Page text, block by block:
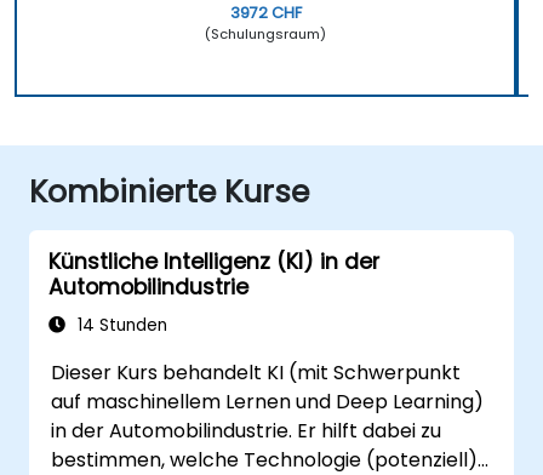
3972 CHF
(Schulungsraum)
Kombinierte Kurse
Künstliche Intelligenz (KI) in der
Automobilindustrie
14 Stunden
Dieser Kurs behandelt KI (mit Schwerpunkt
auf maschinellem Lernen und Deep Learning)
in der Automobilindustrie. Er hilft dabei zu
bestimmen, welche Technologie (potenziell)